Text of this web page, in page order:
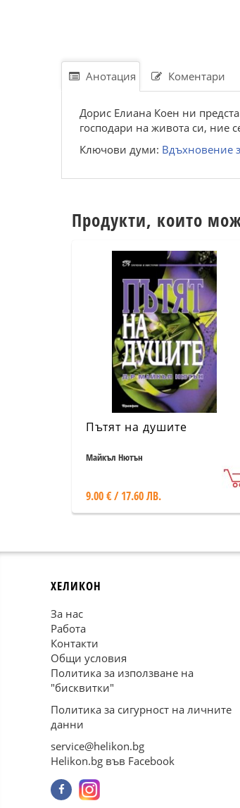
Анотация Коментари
Дорис Елиана Коен ни
господари на живота си, ние
Ключови думи: Вдъхновение
Продукти, които
Пътят на душите
Майкъл Нютън
9.00 € / 17.60 ЛВ.
ХЕЛИКОН
За нас
Работа
Контакти
Общи условия
Политика за използване на
"бисквитки"
Политика за сигурност на личните
данни
service@helikon.bg
Helikon.bg във Facebook